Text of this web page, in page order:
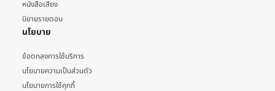
หนังสือเสียง
นิยายรายตอน
นโยบาย
ข้อตกลงการใช้บริการ
นโยบายความเป็นส่วนตัว
นโยบายการใช้คุกกี้